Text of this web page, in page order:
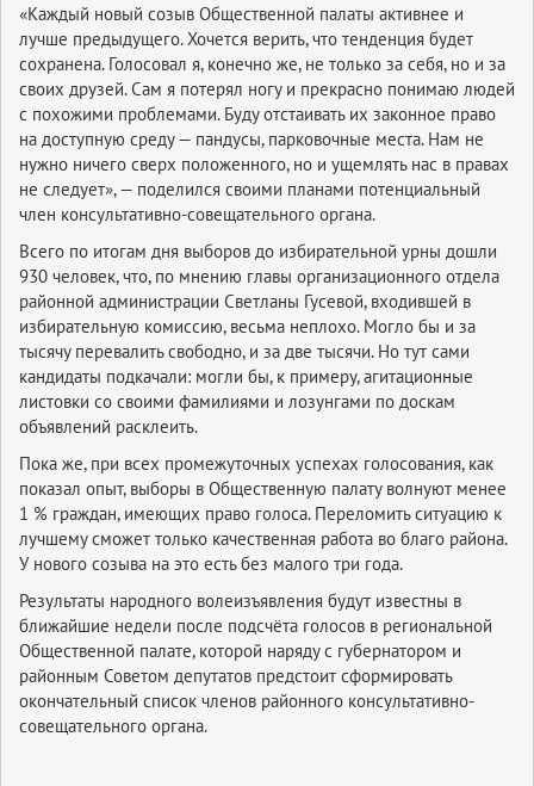
«Каждый новый созыв Общественной палаты активнее и
лучше предыдущего. Хочется верить, что тенденция будет
сохранена. Голосовал я, конечно же, не только за себя, но и за
своих друзей. Сам я потерял ногу и прекрасно понимаю людей
с похожими проблемами. Буду отстаивать их законное право
на доступную среду — пандусы, парковочные места. Нам не
нужно ничего сверх положенного, но и ущемлять нас в правах
не следует», — поделился своими планами потенциальный
член консультативно-совещательного органа.
Всего по итогам дня выборов до избирательной урны дошли
930 человек, что, по мнению главы организационного отдела
районной администрации Светланы Гусевой, входившей в
избирательную комиссию, весьма неплохо. Могло бы и за
тысячу перевалить свободно, и за две тысячи. Но тут сами
кандидаты подкачали: могли бы, к примеру, агитационные
листовки со своими фамилиями и лозунгами по доскам
объявлений расклеить.
Пока же, при всех промежуточных успехах голосования, как
показал опыт, выборы в Общественную палату волнуют менее
1 % граждан, имеющих право голоса. Переломить ситуацию к
лучшему сможет только качественная работа во благо района.
У нового созыва на это есть без малого три года.
Результаты народного волеизъявления будут известны в
ближайшие недели после подсчёта голосов в региональной
Общественной палате, которой наряду с губернатором и
районным Советом депутатов предстоит сформировать
окончательный список членов районного консультативно-
совещательного органа.